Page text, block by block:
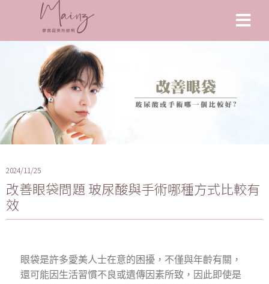
2024/11/25
改善眼袋問題 玻尿酸與手術哪種方式比較有
效
眼袋是許多愛美人士在意的困擾，不僅與年齡有關，
還可能因生活習慣不良或遺傳因素所致，因此即使是